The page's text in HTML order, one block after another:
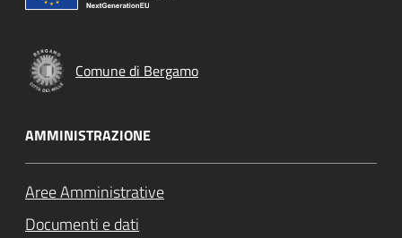
Comune di Bergamo
AMMINISTRAZIONE
Aree Amministrative
Documenti e dati